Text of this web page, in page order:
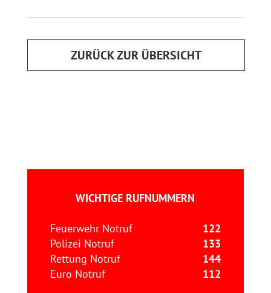
ZURÜCK ZUR ÜBERSICHT
WICHTIGE RUFNUMMERN
Feuerwehr Notruf
122
Polizei Notruf
133
Rettung Notruf
144
Euro Notruf
112